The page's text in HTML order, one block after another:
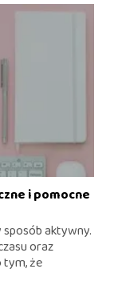
i pomocne
aktywny.
oraz
tym, że